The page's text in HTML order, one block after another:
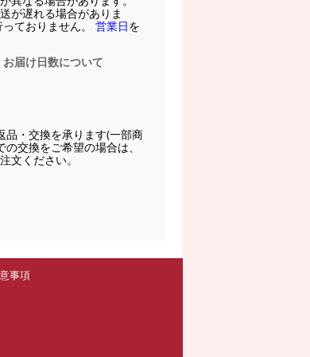
が遅れる場合がありま
ておりません。 営業日を
お届け日数について
品・交換を承ります(一部商
交換をご希望の場合は、
文ください。
事項